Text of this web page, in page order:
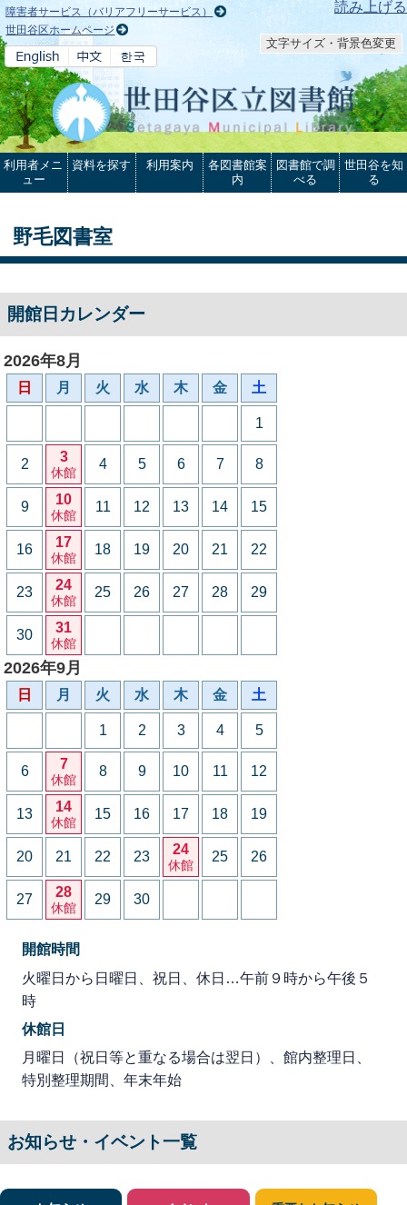
本文へ 読み上げる
障害者サービス（バリアフリーサービス）
世田谷区ホームページ
文字サイズ・背景色変更
利用者メニ
ュー
資料を探す 利用案内
各図書館案
内
図書館で調
べる
世田谷を知
る
野毛図書室
開館日カレンダー
2026年8月
日 月 火 水 木 金 土
1
2 3
休館
4 5 6 7 8
9 10
休館
11 12 13 14 15
16 17
休館
18 19 20 21 22
23 24
休館
25 26 27 28 29
30 31
休館
2026年9月
日 月 火 水 木 金 土
1 2 3 4 5
6 7
休館
8 9 10 11 12
13 14
休館
15 16 17 18 19
20 21 22 23 24
休館
25 26
27 28
休館
29 30
開館時間
火曜日から日曜日、祝日、休日…午前９時から午後５
時
休館日
月曜日（祝日等と重なる場合は翌日）、館内整理日、
特別整理期間、年末年始
お知らせ・イベント一覧